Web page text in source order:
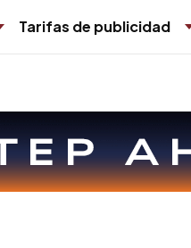
Tarifas de publicidad